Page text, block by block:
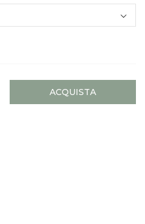
ACQUISTA